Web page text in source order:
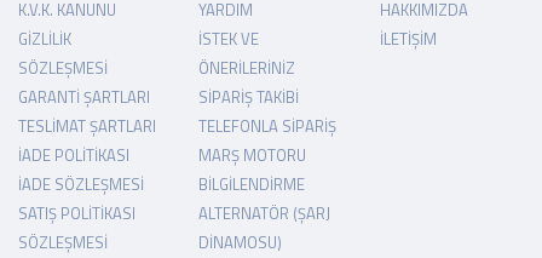
K.V.K. KANUNU
GIZLILIK
SÖZLEŞMESI
GARANTI ŞARTLARI
TESLIMAT ŞARTLARI
İADE POLITIKASI
İADE SÖZLEŞMESI
SATIŞ POLITIKASI
SÖZLEŞMESI
YARDIM
İSTEK VE
ÖNERILERINIZ
SIPARIŞ TAKIBI
TELEFONLA SIPARIŞ
MARŞ MOTORU
BILGILENDIRME
ALTERNATÖR (ŞARJ
DINAMOSU)
HAKKIMIZDA
İLETIŞIM